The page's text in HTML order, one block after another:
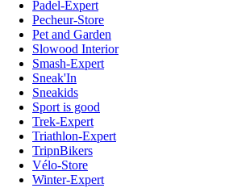
Padel-Expert
Pecheur-Store
Pet and Garden
Slowood Interior
Smash-Expert
Sneak'In
Sneakids
Sport is good
Trek-Expert
Triathlon-Expert
TripnBikers
Vélo-Store
Winter-Expert